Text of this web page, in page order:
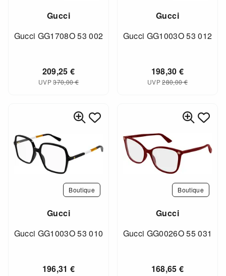
Gucci
Gucci GG1708O 53 002
209,25€
UVP370,00€
Gucci
Gucci GG1003O 53 012
198,30€
UVP280,00€
Boutique
Gucci
Gucci GG1003O 53 010
196,31€
Boutique
Gucci
Gucci GG0026O 55 031
168,65€